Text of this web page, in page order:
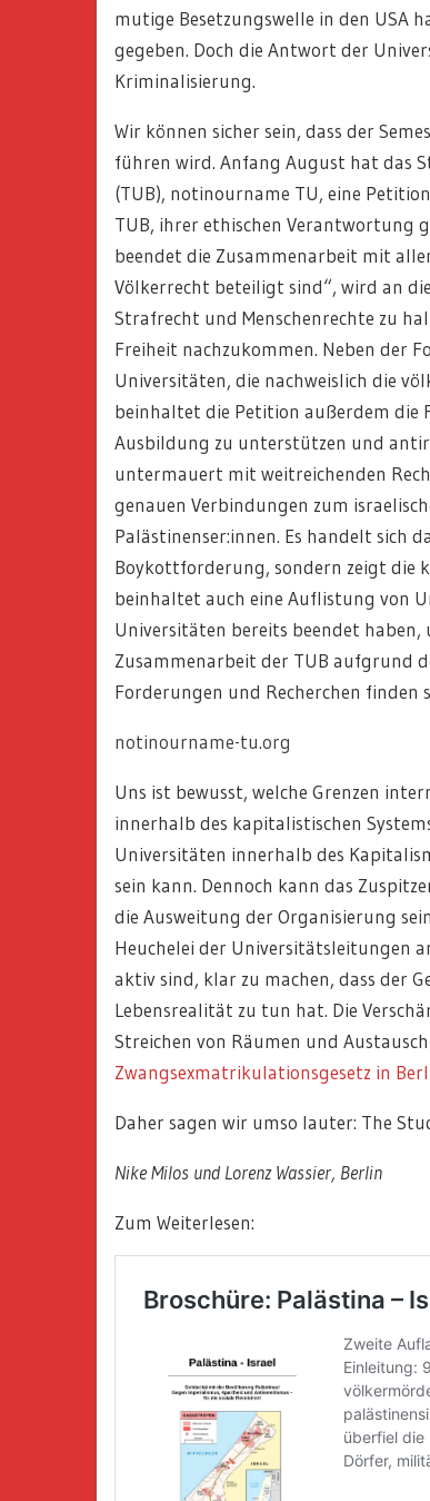
mutige Besetzungswelle in den USA
gegeben. Doch die Antwort der
Kriminalisierung.
Wir können sicher sein, dass der
führen wird. Anfang August hat das
(TUB), notinourname TU, eine
TUB, ihrer ethischen Verantwortung
beendet die Zusammenarbeit mit
Völkerrecht beteiligt sind“, wird an
Strafrecht und Menschenrechte zu
Freiheit nachzukommen. Neben der
Universitäten, die nachweislich die
beinhaltet die Petition außerdem die
Ausbildung zu unterstützen und
untermauert mit weitreichenden
genauen Verbindungen zum
Palästinenser:innen. Es handelt sich
Boykottforderung, sondern zeigt die
beinhaltet auch eine Auflistung von
Universitäten bereits beendet
Zusammenarbeit der TUB aufgrund
Forderungen und Recherchen finden
notinourname-tu.org
Uns ist bewusst, welche Grenzen
innerhalb des kapitalistischen
Universitäten innerhalb des
sein kann. Dennoch kann das
die Ausweitung der Organisierung
Heuchelei der Universitätsleitungen
aktiv sind, klar zu machen, dass der
Lebensrealität zu tun hat. Die
Streichen von Räumen und
Zwangsexmatrikulationsgesetz in
Daher sagen wir umso lauter: The
Nike Milos und Lorenz Wassier, Berlin
Zum Weiterlesen: